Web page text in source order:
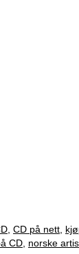
CD på nett
CD norske